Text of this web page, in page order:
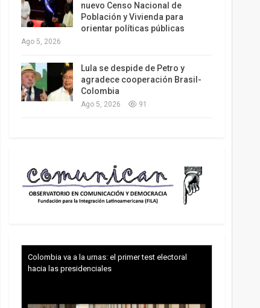
nuevo Censo Nacional de
Población y Vivienda para
orientar políticas públicas
Ago 5, 2026
Lula se despide de Petro y
agradece cooperación Brasil-
Colombia
Ago 5, 2026 91
Colombia va a la urnas: el primer test electoral
hacia las presidenciales